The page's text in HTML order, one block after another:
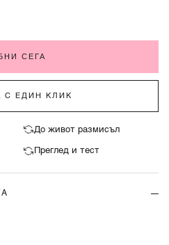
СЕГА
С ЕДИН КЛИК
До живот размисъл
Преглед и тест